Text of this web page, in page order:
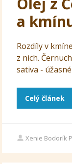
a
Rozdíly v
z nich.
sativa -
Celý článek
Xenie Bodorík